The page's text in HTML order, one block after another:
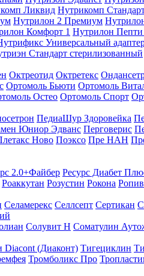
Ликвид Нутрикомп
Нутрилон 2 Премиум
Комфорт 1 Нутрилон Пепти
Универсальный
Стандарт стерилизованный
Октреотид Октретекс
Ортомоль Бьюти Ортомоль
Остео Ортомоль Спорт
ПедиаШур Здоровейка
Юниор Эдванс Перговерис
Ново Поэксо Пре НАН
2.0+Файбер Ресурс Диабет
Роаккутан Розустин Рокона
Селамерекс Селлсепт Сертикан
Солувит Н Соматулин
Diacont (Диаконт) Тигециклин
Тромболикс Про